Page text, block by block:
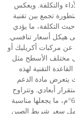
والتكلفة. ويعكس
تجمع بين تقنية
حيث التكلفة، ما يؤدي
هيكل أسعار تنافسي.
مركبات أكريليك أو
مختلف الأسطح مثل
التقنية لهذه
يتعرض مادة الدعم
أبعادي. وتتراوح
قدرة مقاومة درجات الحرارة عادةً بين -10°م و60°م، ما يجعلها مناسبة
سعر شريط الصين